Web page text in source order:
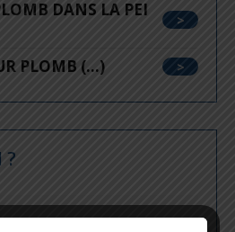
DANS LA PEI
PLOMB (...)